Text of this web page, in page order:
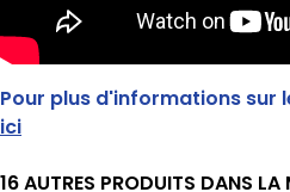
Pour plus d'informations sur
ici
16 AUTRES PRODUITS DANS LA